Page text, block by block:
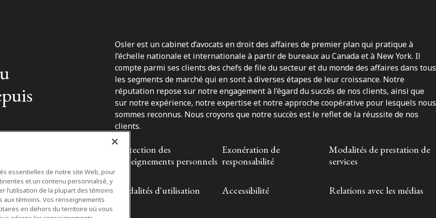
Osler est un cabinet d’avocats en droit des affaires de premier plan qui pratique à
l’échelle nationale et internationale à partir de bureaux au Canada et à New York. Il
compte parmi ses clients des chefs de file du secteur et du monde des affaires dans tous
les segments de marché qui en sont à diverses étapes de leur croissance. Notre
réputation repose sur notre engagement à l’égard du succès de nos clients, ainsi que
sur notre expérience, notre expertise et notre approche coopérative pour lesquels nous
sommes reconnus. Nous croyons que notre succès est le reflet de la réussite de nos
clients.
Protection des
renseignements personnels
Exonération de
responsabilité
Modalités de prestation de
services
Modalités d'utilisation Accessibilité Relations avec les médias
essentielles de notre site Web, pour
et un contenu personnalisé, y
l’utilisation de la plupart des témoins
témoins. Vos renseignements
en dehors du territoire où vous